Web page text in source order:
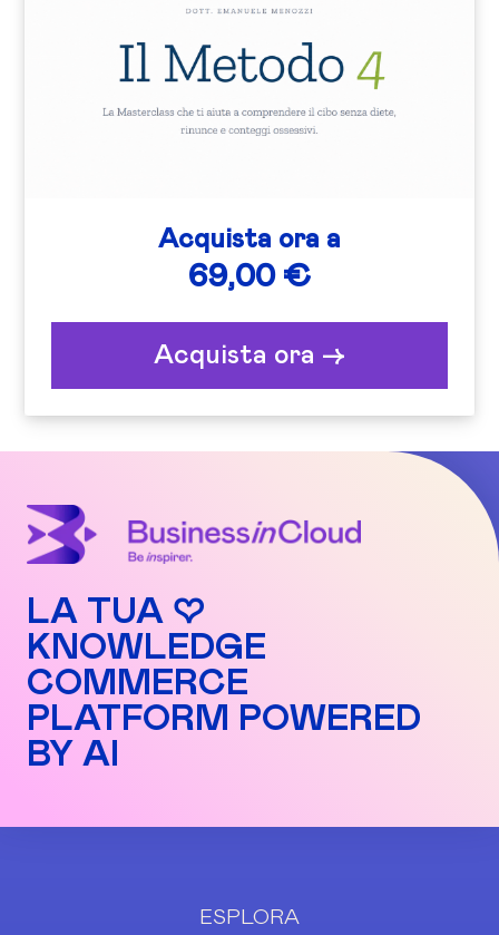
Acquista ora a
69,00 €
Acquista ora ->
LA TUA ♡
KNOWLEDGE
COMMERCE
PLATFORM POWERED
BY AI
ESPLORA